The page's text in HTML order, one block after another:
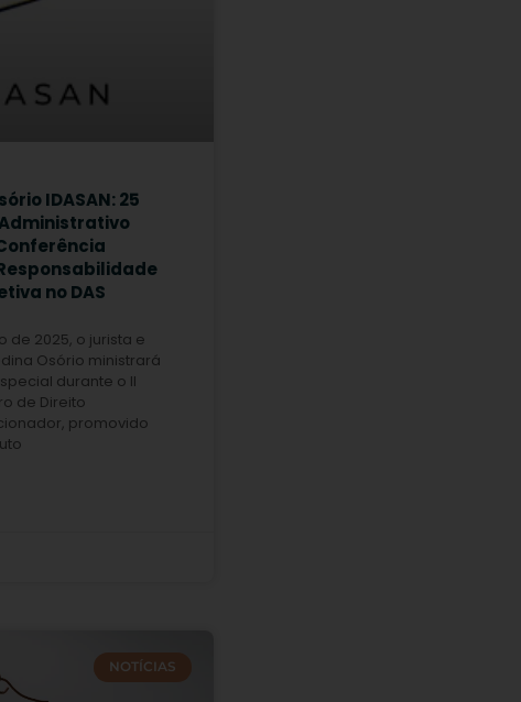
IDASAN: 25
no DAS
de 2025, o jurista e
Osório ministrará
durante o II
de Direito
promovido
NOTÍCIAS